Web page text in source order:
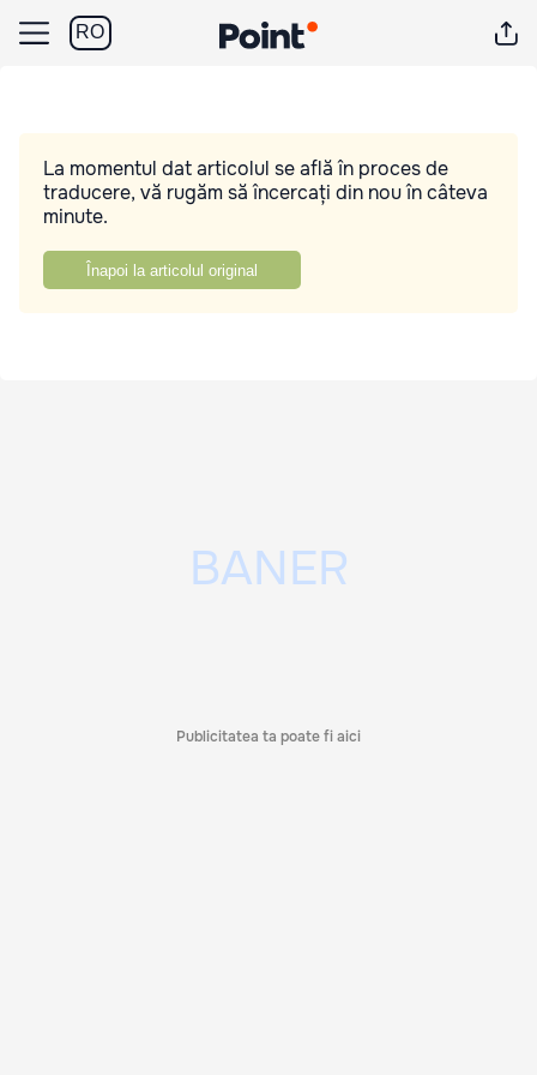
RO
La momentul dat articolul se află în proces de
traducere, vă rugăm să încercați din nou în câteva
minute.
Înapoi la articolul original
Publicitatea ta poate fi aici